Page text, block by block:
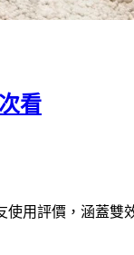
看
用評價，涵蓋